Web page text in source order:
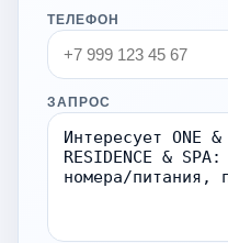
ТЕЛЕФОН
ЗАПРОС